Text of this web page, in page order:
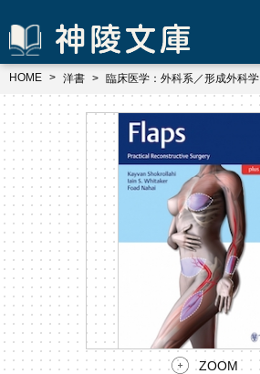
HOME 洋書 臨床医学：外科系／形成外科学
ZOOM